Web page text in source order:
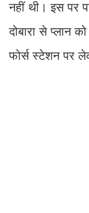
नहीं थी। इस पर
दोबारा से प्लान
फोर्स स्टेशन पर